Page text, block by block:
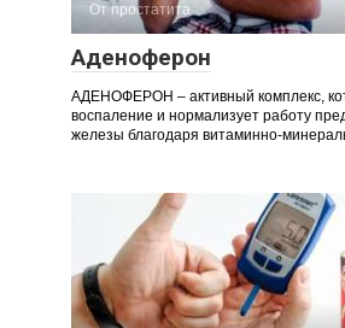
От простатита
Аденоферон
АДЕНОФЕРОН – активный комплекс,
воспаление и нормализует работу
железы благодаря витаминно-